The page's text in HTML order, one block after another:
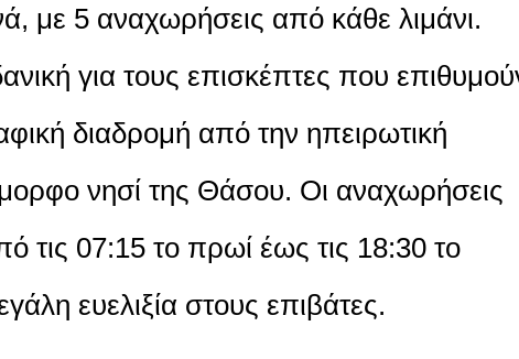
με 5 αναχωρήσεις από κάθε λιμάνι.
για τους επισκέπτες που
διαδρομή από την ηπειρωτική
νησί της Θάσου. Οι αναχωρήσεις
τις 07:15 το πρωί έως τις 18:30 το
ευελιξία στους επιβάτες.